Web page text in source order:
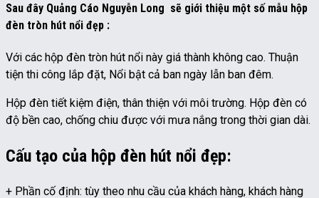
Sau đây Quảng Cáo Nguyễn Long sẽ giới thiệu một số mẫu hộp
đèn tròn hút nổi đẹp :
Với các hộp đèn tròn hút nổi này giá thành không cao. Thuận
tiện thi công lắp đặt, Nổi bật cả ban ngày lẫn ban đêm.
Hộp đèn tiết kiệm điện, thân thiện với môi trường. Hộp đèn có
độ bền cao, chống chiu được với mưa nắng trong thời gian dài.
Cấu tạo của hộp đèn hút nổi đẹp:
+ Phần cố định: tùy theo nhu cầu của khách hàng, khách hàng